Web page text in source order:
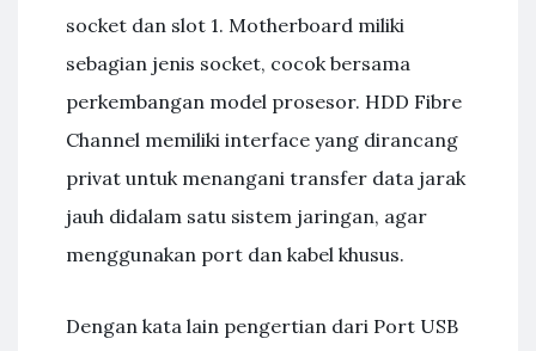
socket dan slot 1. Motherboard miliki
sebagian jenis socket, cocok bersama
perkembangan model prosesor. HDD Fibre
Channel memiliki interface yang dirancang
privat untuk menangani transfer data jarak
jauh didalam satu sistem jaringan, agar
menggunakan port dan kabel khusus.
Dengan kata lain pengertian dari Port USB